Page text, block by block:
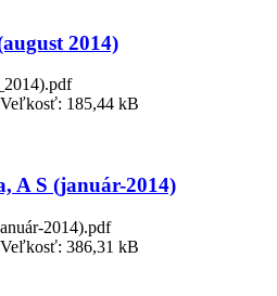
2014)
185,44 kB
A S (január-2014)
2014).pdf
386,31 kB